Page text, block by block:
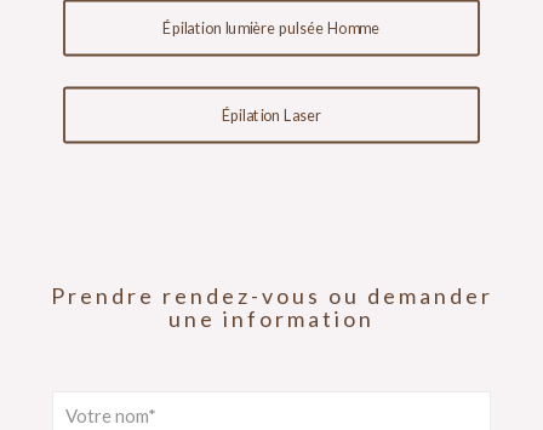
Épilation lumière pulsée Homme
Épilation Laser
Prendre rendez-vous ou demander
une information